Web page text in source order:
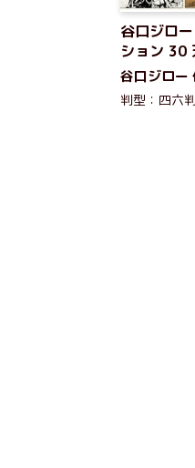
谷口ジロ
ション 30
谷口ジロー
判型：四六判